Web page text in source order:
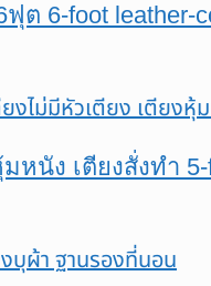
6-foot leather-
นัง เตียงสั่งทำ 5-